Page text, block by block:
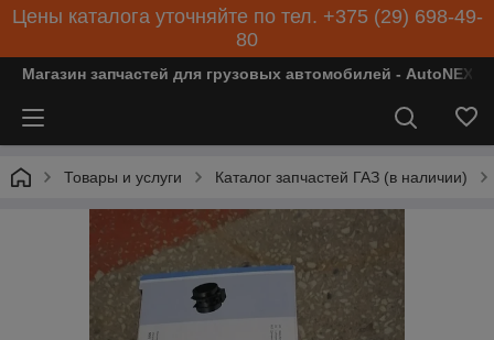
Цены каталога уточняйте по тел. +375 (29) 698-49-
80
Магазин запчастей для грузовых автомобилей - AutoNEXT
Товары и услуги Каталог запчастей ГАЗ (в наличии)